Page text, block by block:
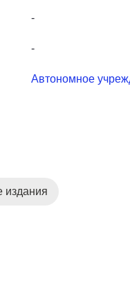
-
-
Автономное
издания